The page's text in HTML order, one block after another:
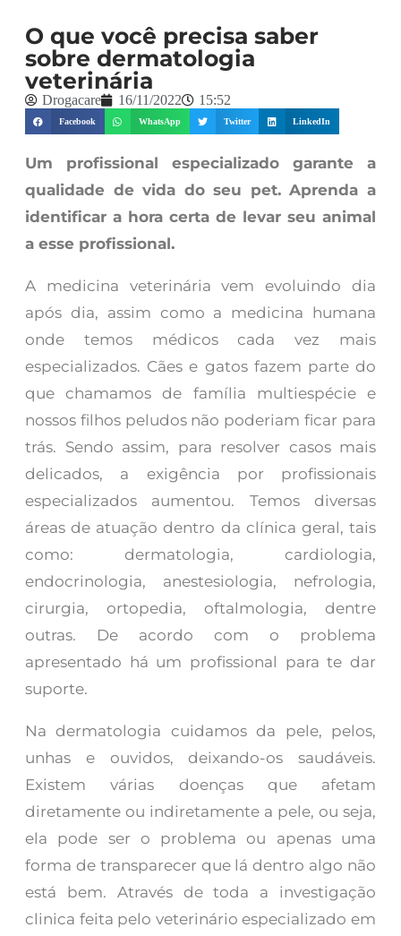
O que você precisa saber
sobre dermatologia
veterinária
Drogacare 16/11/2022 15:52
Facebook WhatsApp Twitter LinkedIn
Um profissional especializado garante a
qualidade de vida do seu pet. Aprenda a
identificar a hora certa de levar seu animal
a esse profissional.
A medicina veterinária vem evoluindo dia
após dia, assim como a medicina humana
onde temos médicos cada vez mais
especializados. Cães e gatos fazem parte do
que chamamos de família multiespécie e
nossos filhos peludos não poderiam ficar para
trás. Sendo assim, para resolver casos mais
delicados, a exigência por profissionais
especializados aumentou. Temos diversas
áreas de atuação dentro da clínica geral, tais
como: dermatologia, cardiologia,
endocrinologia, anestesiologia, nefrologia,
cirurgia, ortopedia, oftalmologia, dentre
outras. De acordo com o problema
apresentado há um profissional para te dar
suporte.
Na dermatologia cuidamos da pele, pelos,
unhas e ouvidos, deixando-os saudáveis.
Existem várias doenças que afetam
diretamente ou indiretamente a pele, ou seja,
ela pode ser o problema ou apenas uma
forma de transparecer que lá dentro algo não
está bem. Através de toda a investigação
clinica feita pelo veterinário especializado em